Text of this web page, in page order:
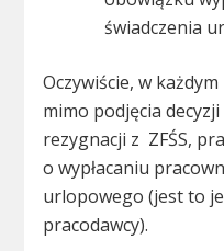
świadczenia
Oczywiście, w
mimo podjęcia
rezygnacji z ZFŚS,
o wypłacaniu
urlopowego (jest to
pracodawcy).